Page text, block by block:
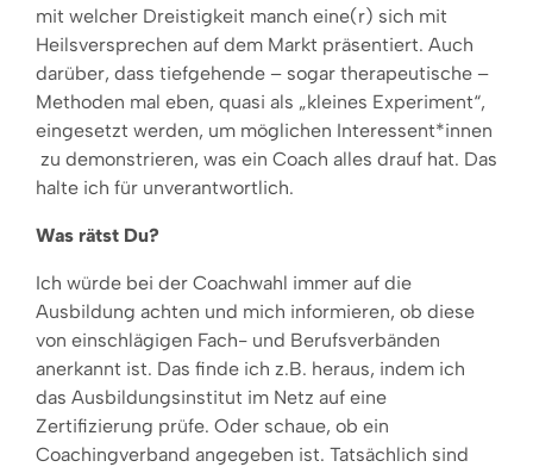
mit welcher Dreistigkeit manch eine(r) sich mit
Heilsversprechen auf dem Markt präsentiert. Auch
darüber, dass tiefgehende – sogar therapeutische –
Methoden mal eben, quasi als „kleines Experiment“,
eingesetzt werden, um möglichen Interessent*innen
zu demonstrieren, was ein Coach alles drauf hat. Das
halte ich für unverantwortlich.
Was rätst Du?
Ich würde bei der Coachwahl immer auf die
Ausbildung achten und mich informieren, ob diese
von einschlägigen Fach- und Berufsverbänden
anerkannt ist. Das finde ich z.B. heraus, indem ich
das Ausbildungsinstitut im Netz auf eine
Zertifizierung prüfe. Oder schaue, ob ein
Coachingverband angegeben ist. Tatsächlich sind